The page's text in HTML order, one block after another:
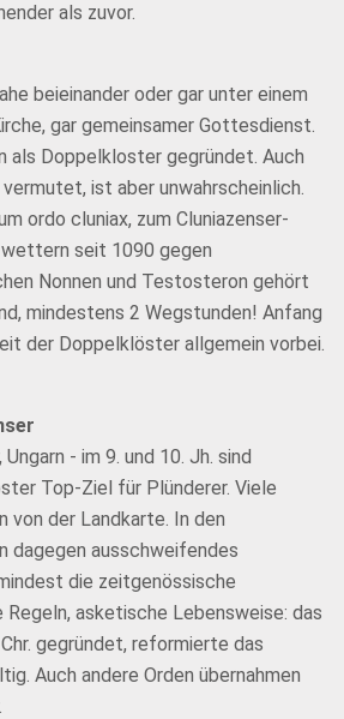
als zuvor.
beieinander oder gar unter einem
gar gemeinsamer Gottesdienst.
als Doppelkloster gegründet. Auch
ist aber unwahrscheinlich.
ordo cluniax, zum Cluniazenser-
seit 1090 gegen
Nonnen und Testosteron gehört
mindestens 2 Wegstunden! Anfang
der Doppelklöster allgemein vorbei.
Ungarn - im 9. und 10. Jh. sind
Top-Ziel für Plünderer. Viele
von der Landkarte. In den
dagegen ausschweifendes
die zeitgenössische
Regeln, asketische Lebensweise: das
gegründet, reformierte das
Auch andere Orden übernahmen